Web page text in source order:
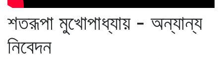
শতরূপা মুখোপাধ্যায় - অন্যান্য
নিবেদন